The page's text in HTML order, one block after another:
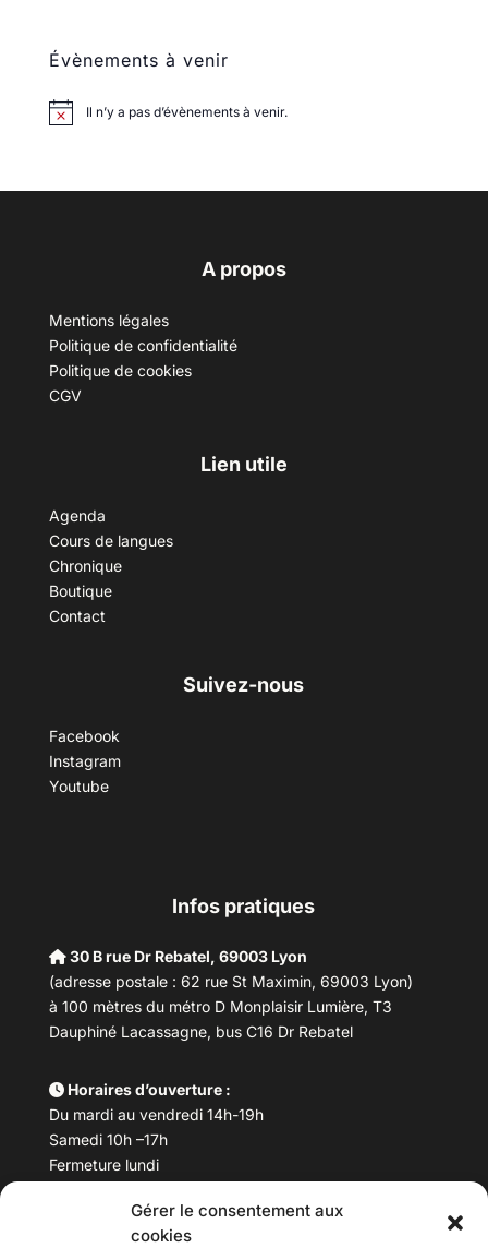
Gérer le consentement aux
cookies
Évènements à venir
Il n’y a pas d’évènements à venir.
A propos
Mentions légales
Politique de confidentialité
Politique de cookies
CGV
Lien utile
Agenda
Cours de langues
Chronique
Boutique
Contact
Suivez-nous
Facebook
Instagram
Youtube
Infos pratiques
30 B rue Dr Rebatel, 69003 Lyon
(adresse postale : 62 rue St Maximin, 69003 Lyon)
à 100 mètres du métro D Monplaisir Lumière, T3
Dauphiné Lacassagne, bus C16 Dr Rebatel
Horaires d’ouverture :
Du mardi au vendredi 14h-19h
Samedi 10h –17h
Fermeture lundi
Téléphone :
04 78 53 06 40